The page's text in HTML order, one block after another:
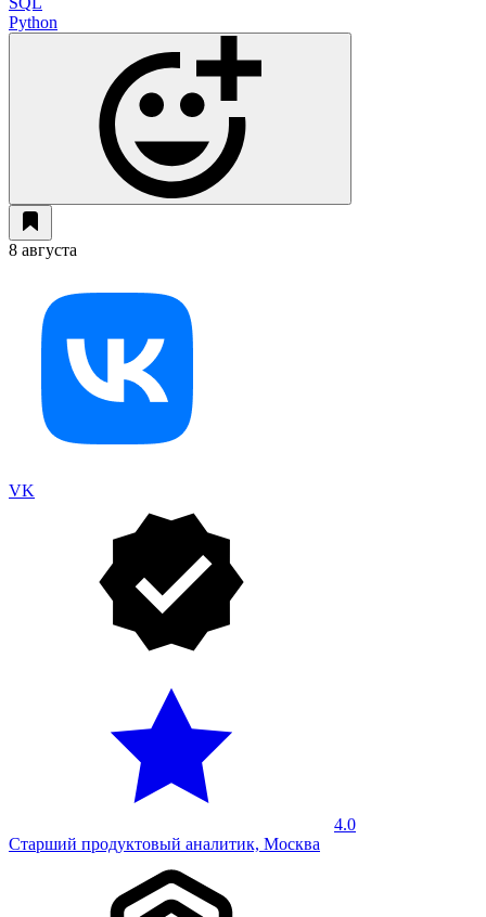
Python
8 августа
VK
4.0
Старший продуктовый аналитик, Москва